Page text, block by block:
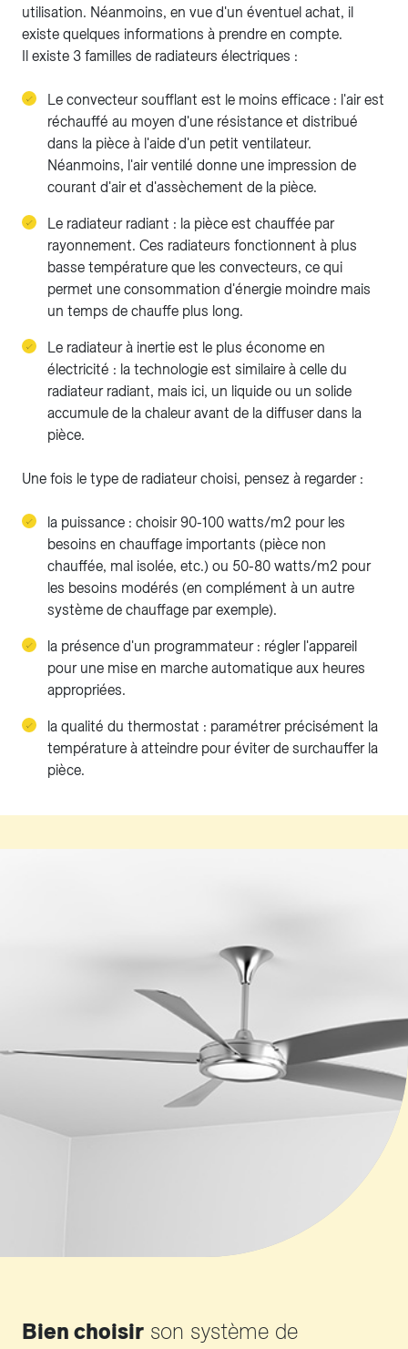
utilisation. Néanmoins, en vue d'un éventuel achat, il
existe quelques informations à prendre en compte.
Il existe 3 familles de radiateurs électriques :
Le convecteur soufflant est le moins efficace : l'air est
réchauffé au moyen d'une résistance et distribué
dans la pièce à l'aide d'un petit ventilateur.
Néanmoins, l'air ventilé donne une impression de
courant d'air et d'assèchement de la pièce.
Le radiateur radiant : la pièce est chauffée par
rayonnement. Ces radiateurs fonctionnent à plus
basse température que les convecteurs, ce qui
permet une consommation d'énergie moindre mais
un temps de chauffe plus long.
Le radiateur à inertie est le plus économe en
électricité : la technologie est similaire à celle du
radiateur radiant, mais ici, un liquide ou un solide
accumule de la chaleur avant de la diffuser dans la
pièce.
Une fois le type de radiateur choisi, pensez à regarder :
la puissance : choisir 90-100 watts/m2 pour les
besoins en chauffage importants (pièce non
chauffée, mal isolée, etc.) ou 50-80 watts/m2 pour
les besoins modérés (en complément à un autre
système de chauffage par exemple).
la présence d'un programmateur : régler l'appareil
pour une mise en marche automatique aux heures
appropriées.
la qualité du thermostat : paramétrer précisément la
température à atteindre pour éviter de surchauffer la
pièce.
Bien choisir son système de